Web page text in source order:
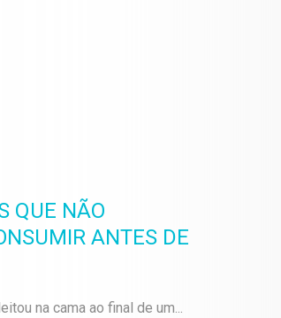
QUE NÃO
ANTES DE
na cama ao final de um...